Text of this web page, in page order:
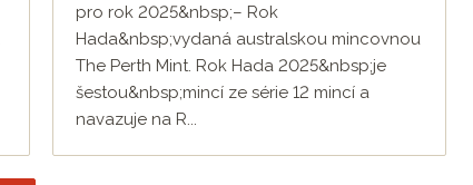
pro rok 2025&nbsp;– Rok
Hada&nbsp;vydaná australskou mincovnou
The Perth Mint. Rok Hada 2025&nbsp;je
šestou&nbsp;mincí ze série 12 mincí a
navazuje na R...